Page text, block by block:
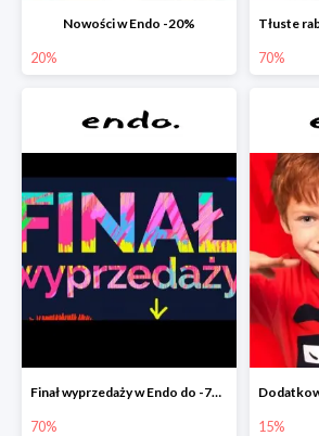
Nowości w Endo -20%
20% 70%
Finał wyprzedaży w Endo do -70%
70% 15%